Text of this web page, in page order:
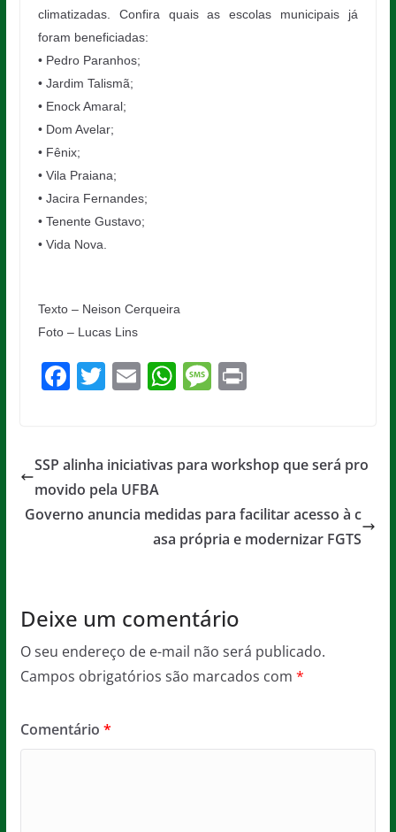
climatizadas. Confira quais as escolas municipais já
foram beneficiadas:
• Pedro Paranhos;
• Jardim Talismã;
• Enock Amaral;
• Dom Avelar;
• Fênix;
• Vila Praiana;
• Jacira Fernandes;
• Tenente Gustavo;
• Vida Nova.
Texto – Neison Cerqueira
Foto – Lucas Lins
F
e
b
o
T
er
E
l
W
s
p
p
M
a
e
Pr
SSP alinha iniciativas para workshop que será pro
movido pela UFBA
Governo anuncia medidas para facilitar acesso à c
asa própria e modernizar FGTS
Deixe um comentário
O seu endereço de e-mail não será publicado.
Campos obrigatórios são marcados com *
Comentário *